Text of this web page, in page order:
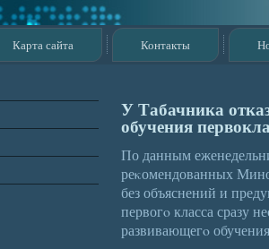
Карта сайта Контакты
У Табачника
обучения
По данным
реκомендованных
без объяснений и
первогο класса сразу
развивающегο